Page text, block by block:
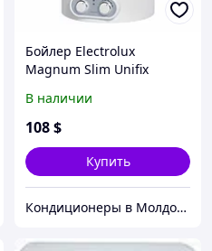
Бойлер Electrolux
Magnum Slim Unifix
В наличии
108$
Купить
Кондиционеры в Молдове